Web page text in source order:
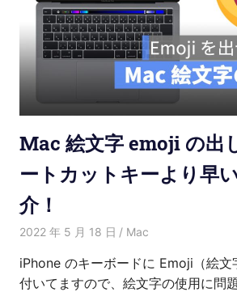
Mac 絵文字 emoji の出
ートカットキーより早
介！
2022 年 5 月 18 日 Kenny
Mac
iPhone のキーボードに Emoji（絵文
付いてますので、絵文字の使用に問